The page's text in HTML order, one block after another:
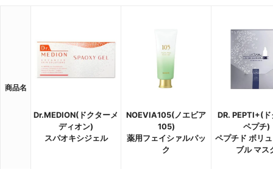
商品名
Dr.MEDION(ドクターメ
ディオン)
スパオキシジェル
NOEVIA105(ノエビア
105)
薬用フェイシァルパッ
ク
DR. PEPTI+(
ペプチ)
ペプチド ボリ
ブル マス